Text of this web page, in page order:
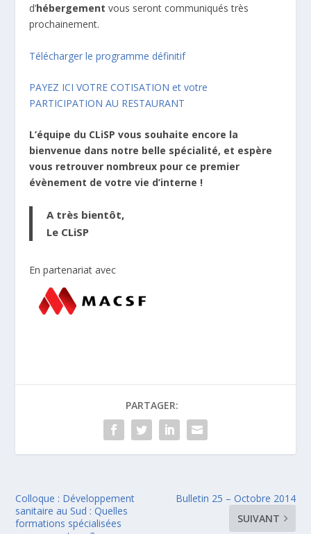
d’hébergement vous seront communiqués très
prochainement.
Télécharger le programme définitif
PAYEZ ICI VOTRE COTISATION et votre
PARTICIPATION AU RESTAURANT
L’équipe du CLiSP vous souhaite encore la
bienvenue dans notre belle spécialité, et espère
vous retrouver nombreux pour ce premier
évènement de votre vie d’interne !
A très bientôt,
Le CLiSP
En partenariat avec
PARTAGER:
Colloque : Développement
sanitaire au Sud : Quelles
formations spécialisées
Bulletin 25 – Octobre 2014
SUIVANT